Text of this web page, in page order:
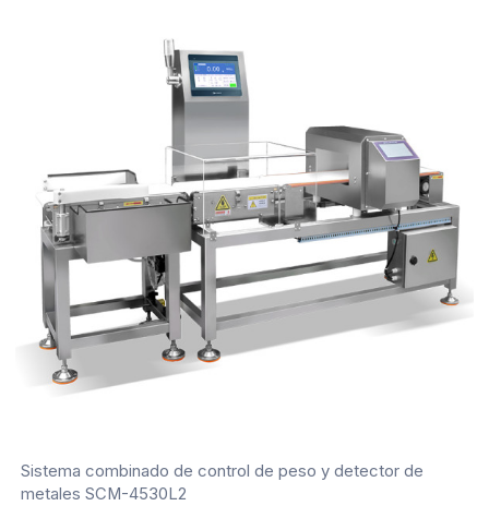
Sistema combinado de control de peso y detector de
metales SCM-4530L2